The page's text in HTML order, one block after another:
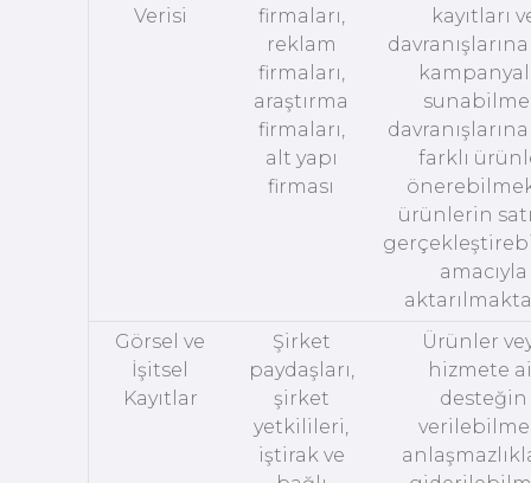
Verisi
firmaları,
reklam
firmaları,
araştırma
firmaları,
alt yapı
firması
kayıtları
farklı
ürünlerin
amacıyla
Görsel ve
İşitsel
Kayıtlar
Şirket
paydaşları,
şirket
yetkilileri,
iştirak ve
Ürünler
hizmete
desteğin